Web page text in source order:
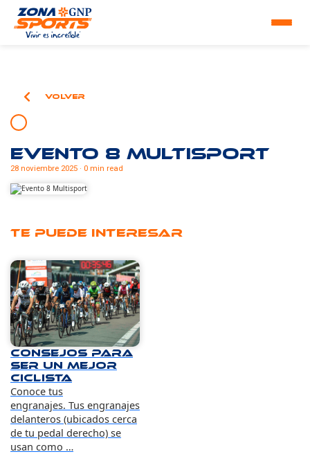
Volver
Evento 8 Multisport
28 noviembre 2025 · 0 min read
Te puede interesar
Consejos para
ser un mejor
ciclista
Conoce tus
engranajes. Tus engranajes
delanteros (ubicados cerca
de tu pedal derecho) se
usan como …